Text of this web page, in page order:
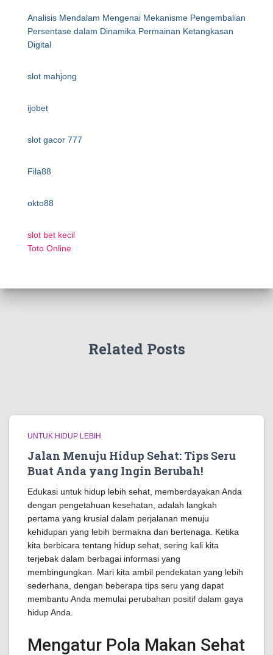
Analisis Mendalam Mengenai Mekanisme Pengembalian
Persentase dalam Dinamika Permainan Ketangkasan
Digital
slot mahjong
ijobet
slot gacor 777
Fila88
okto88
slot bet kecil
Toto Online
Related Posts
UNTUK HIDUP LEBIH
Jalan Menuju Hidup Sehat: Tips Seru
Buat Anda yang Ingin Berubah!
Edukasi untuk hidup lebih sehat, memberdayakan Anda
dengan pengetahuan kesehatan, adalah langkah
pertama yang krusial dalam perjalanan menuju
kehidupan yang lebih bermakna dan bertenaga. Ketika
kita berbicara tentang hidup sehat, sering kali kita
terjebak dalam berbagai informasi yang
membingungkan. Mari kita ambil pendekatan yang lebih
sederhana, dengan beberapa tips seru yang dapat
membantu Anda memulai perubahan positif dalam gaya
hidup Anda.
Mengatur Pola Makan Sehat